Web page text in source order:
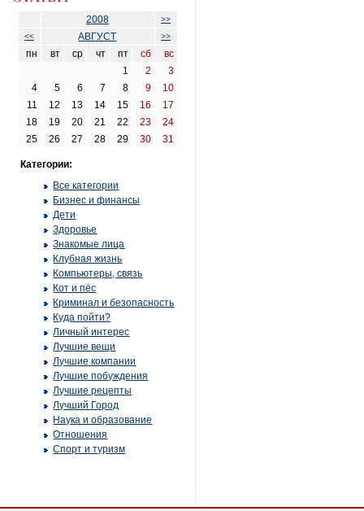
2008
>>
<<
АВГУСТ >>
пн вт ср чт пт сб
вс
1
2
3
4
5 6 7 8 9
10
11
12 13 14 15 16
17
18
19 20 21 22 23
24
25
26 27 28 29 30 31
Категории:
Все категории
Бизнес и финансы
Дети
Здоровье
Знакомые лица
Клубная жизнь
Компьютеры, связь
Кот и пёс
Криминал и безопасность
Куда пойти?
Личный интерес
Лучшие вещи
Лучшие компании
Лучшие побуждения
Лучшие рецепты
Лучший Город
Наука и образование
Отношения
Спорт и туризм